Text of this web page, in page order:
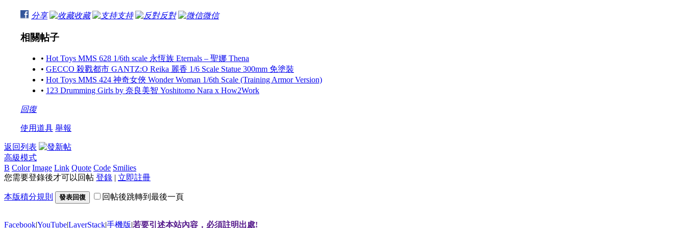
分享 收藏 支持 反對 微信
相關帖子
• Hot Toys MMS 628 1/6th scale 永恆族 Eternals – 聖娜 Thena
• GECCO 殺戮都市 GANTZ:O Reika 麗香 1/6 Scale Statue 300mm 免塗裝
• Hot Toys MMS 424 神奇女俠 Wonder Woman 1/6th Scale (Training Armor Version)
• 123 Drumming Girls by 奈良美智 Yoshitomo Nara x How2Work
回復
使用道具 舉報
返回列表
高級模式
B Color Image Link Quote Code Smilies
您需要登錄後才可以回帖 登錄 | 立即註冊
本版積分規則 發表回復 回帖後跳轉到最後一頁
Facebook|YouTube|LayerStack|手機版|若要引述本站內容，必須註明出處!